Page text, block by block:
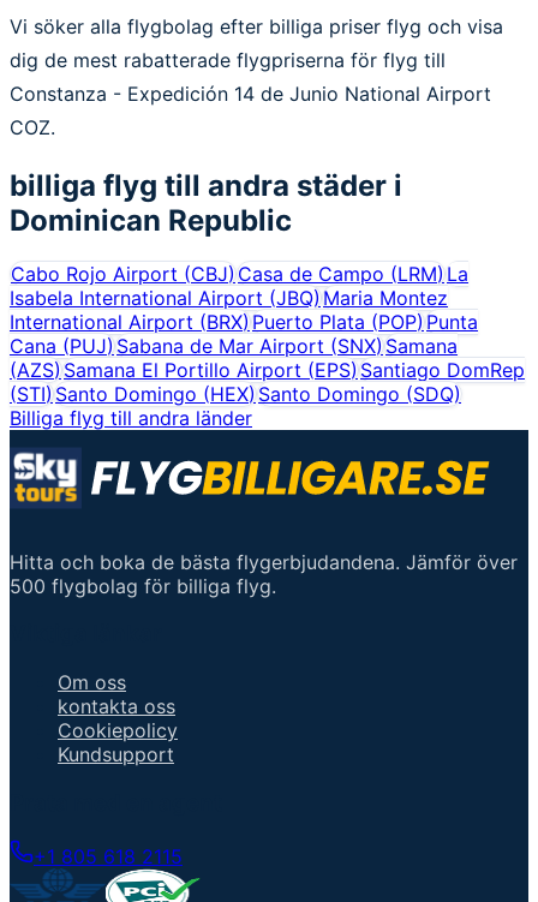
Vi söker alla flygbolag efter billiga priser flyg och visa
dig de mest rabatterade flygpriserna för flyg till
Constanza - Expedición 14 de Junio National Airport
COZ.
billiga flyg till andra städer i
Dominican Republic
Cabo Rojo Airport (CBJ)Casa de Campo (LRM)La
Isabela International Airport (JBQ)Maria Montez
International Airport (BRX)Puerto Plata (POP) Punta
Cana (PUJ)Sabana de Mar Airport (SNX) Samana
(AZS)Samana El Portillo Airport (EPS) Santiago DomRep
(STI)Santo Domingo (HEX) Santo Domingo (SDQ)
Billiga flyg till andra länder
Hitta och boka de bästa flygerbjudandena. Jämför över
500 flygbolag för billiga flyg.
Om oss
kontakta oss
Cookiepolicy
Kundsupport
+1 805 618 2115